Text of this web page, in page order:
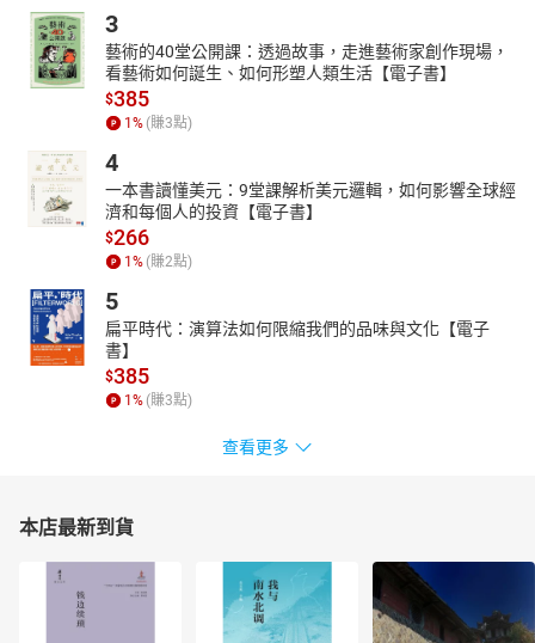
為後世文化的發展，提供了許多可能。就中國原始文化而言，儘管
在其前進的道路上，不是沒有可能由原始「信文化」走向宗教的，
可是，中國的歷史偏偏選擇了一條由「巫」向「史」的文化之路，
從而把自己與希臘、印度和中東等民族的文化區別開來。
▎巫術禁忌與心靈感應
所謂巫術禁忌，指巫者，人為的規定和施行的強制性禁絕，為的是
確保施巫的所謂「靈驗」與「成功」。中國巫文化的巫術禁忌多如
牛毛，它們往往是與巫術的心靈感應同時出現的。巫術禁忌，建立
在天與人、人與人、物與人以及物與物之間相互感應的假設之上。
巫術禁忌的文化底蘊是心靈感應；巫術的心靈感應，又往往表現在
本書特色：本書從原始神話和圖騰文化切入，討論巫性在中國文化
中的角色和作為原始人文根性之一的可能性，並結合文字學、神話
傳說、古籍記載及考古發現。此外還探討了神鬼與靈的觀念，特別
是靈的感應與巫術和宗教的連繫。最後，著重於巫史文化的特色和
3
藝術的40堂公開課：透過故事，走進藝術家創作現場，
看藝術如何誕生、如何形塑人類生活【電子書】
$385
1 % (賺3點)
4
一本書讀懂美元：9堂課解析美元邏輯，如何影響全球經
濟和每個人的投資【電子書】
$266
1 % (賺2點)
5
扁平時代：演算法如何限縮我們的品味與文化【電子
書】
$385
1 % (賺3點)
查看更多
本店最新到貨